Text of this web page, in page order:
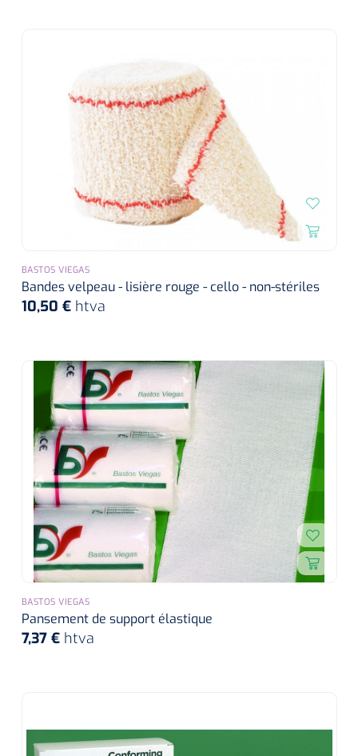
Divers
Dissolvant de couche adhésive
Ouates
Agraffes de fixation
Nettoyeurs de plaies
BASTOS VIEGAS
Bandes velpeau - lisière rouge - cello - non-stériles
10,50 € htva
BASTOS VIEGAS
Pansement de support élastique
7,37 € htva